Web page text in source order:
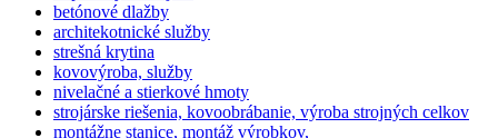
betónové dlažby
architekotnické služby
strešná krytina
kovovýroba, služby
nivelačné a stierkové hmoty
strojárske riešenia, kovoobrábanie, výroba strojných celkov
montážne stanice, montáž výrobkov,